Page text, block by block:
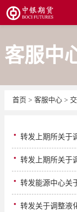
客服中
首页 > 客服中心 >